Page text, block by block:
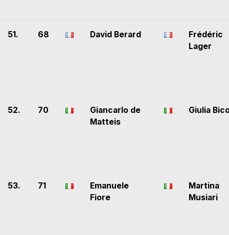
51. 68 David Berard
Frédéric
Lager
52. 70
Giancarlo de
Matteis
Giulia
53. 71
Emanuele
Fiore
Martina
Musiari